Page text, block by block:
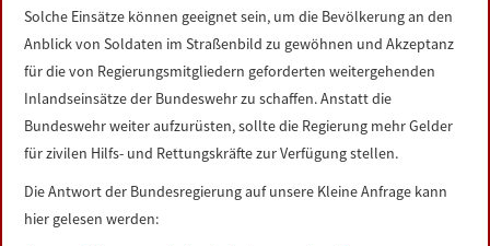
Solche Einsätze können geeignet sein, um die Bevölkerung an den
Anblick von Soldaten im Straßenbild zu gewöhnen und Akzeptanz
für die von Regierungsmitgliedern geforderten weitergehenden
Inlandseinsätze der Bundeswehr zu schaffen. Anstatt die
Bundeswehr weiter aufzurüsten, sollte die Regierung mehr Gelder
für zivilen Hilfs- und Rettungskräfte zur Verfügung stellen.
Die Antwort der Bundesregierung auf unsere Kleine Anfrage kann
hier gelesen werden: